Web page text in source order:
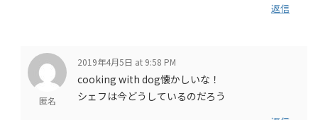
返信
匿名
2019年4月5日 at 9:58 PM
cooking with dog懐かしいな！
シェフは今どうしているのだろう